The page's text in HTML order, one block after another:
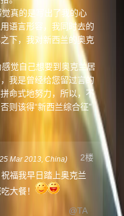
真的是写出了我的心
语言形容，我同时去的
下，我对新西兰的奥克
觉自己想要到奥克兰居
我是曾经给您留过言的
命式地努力，所以，不
则该得“新西兰综合征”
2楼
25 Mar 2013,China)
福我早日踏上奥克兰
大餐！
@TA